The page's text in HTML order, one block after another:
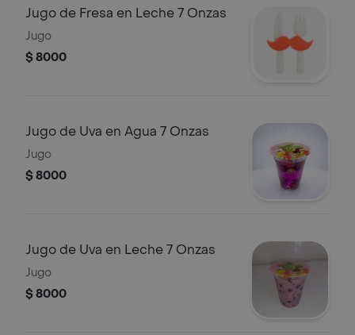
Jugo de Fresa en Leche 7 Onzas
Jugo
$ 8000
Jugo de Uva en Agua 7 Onzas
Jugo
$ 8000
Jugo de Uva en Leche 7 Onzas
Jugo
$ 8000